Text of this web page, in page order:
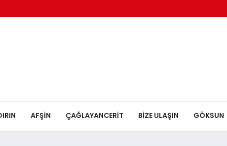
AFŞİN ÇAĞLAYANCERİT BİZE ULAŞIN GÖKSUN